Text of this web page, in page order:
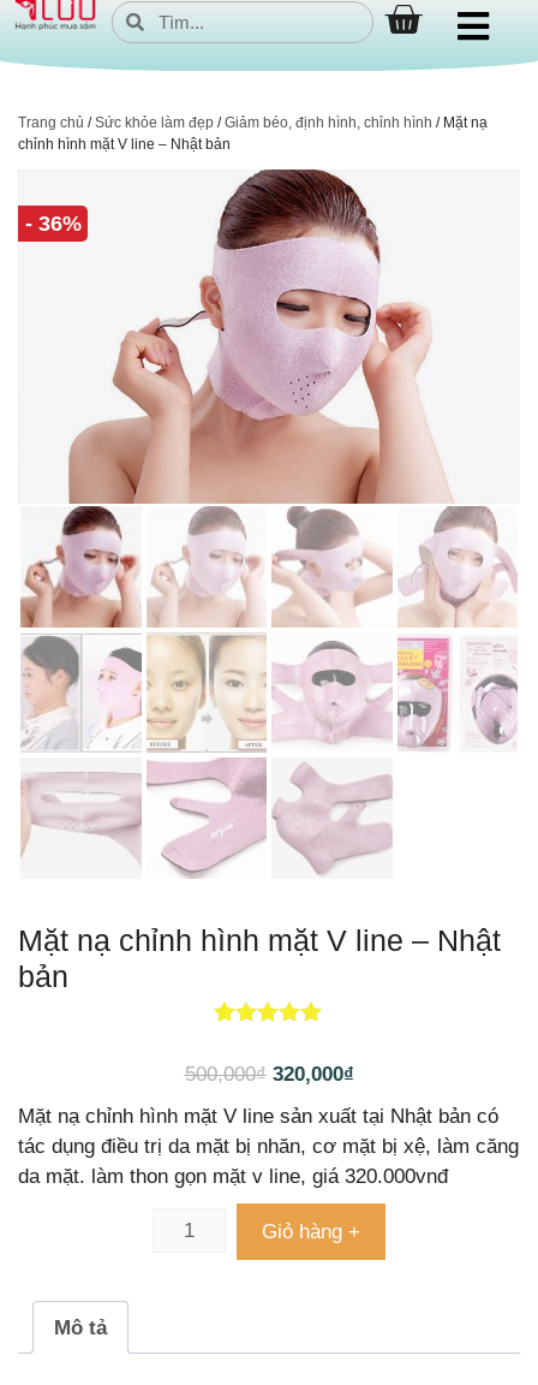
Trang chủ /Sức khỏe làm đẹp /Giảm béo, định hình, chỉnh hình / Mặt nạ
chỉnh hình mặt V line – Nhật bản
- 36%
Mặt nạ chỉnh hình mặt V line – Nhật
bản
dựa trên
đánh giá
500,000₫ 320,000₫
Mặt nạ chỉnh hình mặt V line sản xuất tại Nhật bản có
tác dụng điều trị da mặt bị nhăn, cơ mặt bị xệ, làm căng
da mặt. làm thon gọn mặt v line, giá 320.000vnđ
Giỏ hàng +
Mô tả